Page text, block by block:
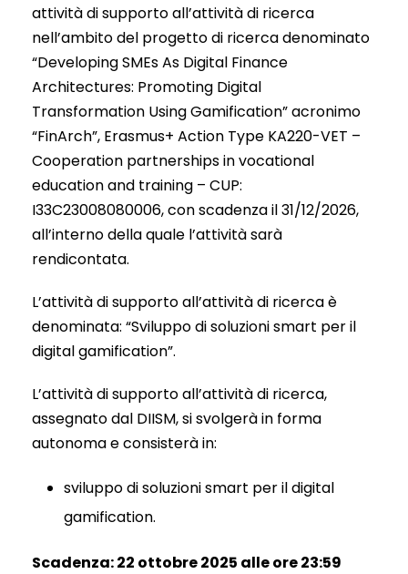
attività di supporto all’attività di ricerca
nell’ambito del progetto di ricerca denominato
“Developing SMEs As Digital Finance
Architectures: Promoting Digital
Transformation Using Gamification” acronimo
“FinArch”, Erasmus+ Action Type KA220-VET –
Cooperation partnerships in vocational
education and training – CUP:
I33C23008080006, con scadenza il 31/12/2026,
all’interno della quale l’attività sarà
rendicontata.
L’attività di supporto all’attività di ricerca è
denominata: “Sviluppo di soluzioni smart per il
digital gamification”.
L’attività di supporto all’attività di ricerca,
assegnato dal DIISM, si svolgerà in forma
autonoma e consisterà in:
sviluppo di soluzioni smart per il digital
gamification.
Scadenza: 22 ottobre 2025 alle ore 23:59